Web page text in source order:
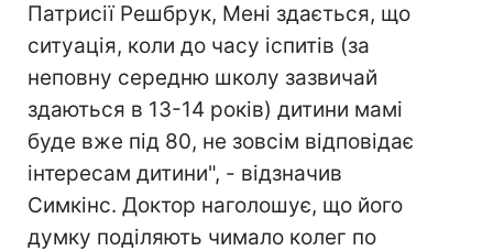
Патрисії Решбрук, Мені здається, що
ситуація, коли до часу іспитів (за
неповну середню школу зазвичай
здаються в 13-14 років) дитини мамі
буде вже під 80, не зовсім відповідає
інтересам дитини", - відзначив
Симкінс. Доктор наголошує, що його
думку поділяють чимало колег по